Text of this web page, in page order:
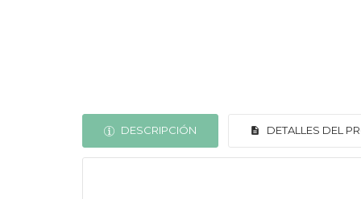
DESCRIPCIÓN DETALLES DEL